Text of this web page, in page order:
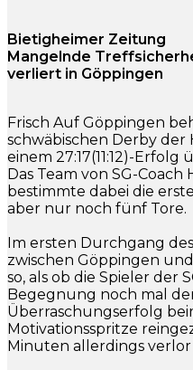
Bietigheimer Zeitung
Mangelnde
verliert in Göppingen
Frisch Auf Göppingen
schwäbischen Derby
einem 27:17(11:12)-
Das Team von SG-
bestimmte dabei die
aber nur noch fünf Tore.
Im ersten Durchgang
zwischen Göppingen
so, als ob die Spieler der
Begegnung noch mal
Überraschungserfolg
Motivationsspritze
Minuten allerdings verlor